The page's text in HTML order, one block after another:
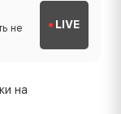
не
LIVE
на